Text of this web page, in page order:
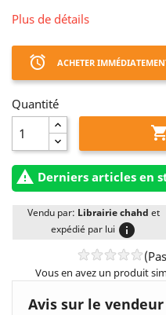
Plus de détails
access_alarm ACHETER
Quantité

 Derniers articles en
Vendu par: Librairie chahd et
expédié par lui info
Vous en avez un produit
Avis sur le